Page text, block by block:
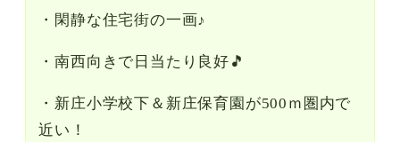
・閑静な住宅街の一画♪
・南西向きで日当たり良好🎵
・新庄小学校下＆新庄保育園が500ｍ圏内で
近い！